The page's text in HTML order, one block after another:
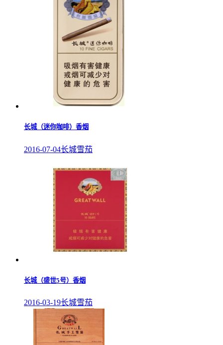
长城（迷你咖啡）香烟
2016-07-04长城雪茄
长城（盛世5号）香烟
2016-03-19长城雪茄